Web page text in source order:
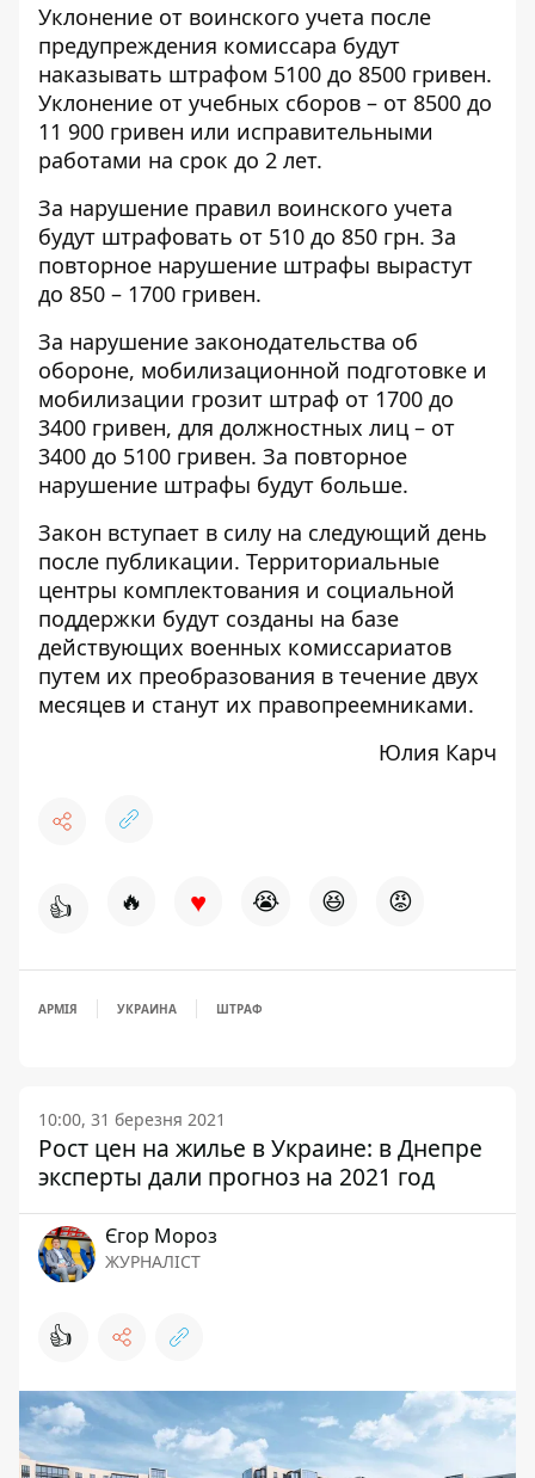
Уклонение от воинского учета после
предупреждения комиссара будут
наказывать штрафом 5100 до 8500 гривен.
Уклонение от учебных сборов – от 8500 до
11 900 гривен или исправительными
работами на срок до 2 лет.
За нарушение правил воинского учета
будут штрафовать от 510 до 850 грн. За
повторное нарушение штрафы вырастут
до 850 – 1700 гривен.
За нарушение законодательства об
обороне, мобилизационной подготовке и
мобилизации грозит штраф от 1700 до
3400 гривен, для должностных лиц – от
3400 до 5100 гривен. За повторное
нарушение штрафы будут больше.
Закон вступает в силу на следующий день
после публикации. Территориальные
центры комплектования и социальной
поддержки будут созданы на базе
действующих военных комиссариатов
путем их преобразования в течение двух
месяцев и станут их правопреемниками.
Юлия Карч
👍 🔥 ♥ 😭 😆 😡
АРМІЯ УКРАИНА ШТРАФ
10:00, 31 березня 2021
Рост цен на жилье в Украине: в Днепре
эксперты дали прогноз на 2021 год
Єгор Мороз
ЖУРНАЛІСТ
👍